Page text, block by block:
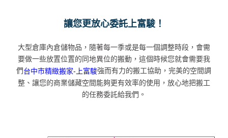
讓您更放心委託上富駿！
大型倉庫內倉儲物品，隨著每一季或是每一個調整時段，會需
要做一些放置位置的同地異位的搬動，這個時候您就會需要我
們台中市精緻搬家-上富駿強而有力的搬工協助，完美的空間調
整、讓您的商業儲藏空間能夠更有效率的使用，放心地把搬工
的任務委託給我們。